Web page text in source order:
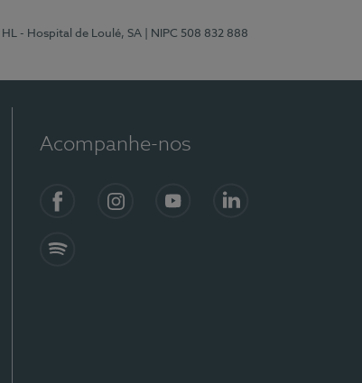
| HL - Hospital de Loulé, SA | NIPC 508 832 888
Acompanhe-nos